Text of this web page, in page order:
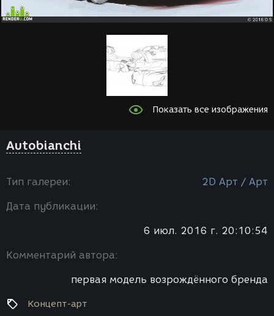
Показать все изображения
Autobianchi
Тип галереи: 2D Арт / Арт
Дата публикации:
6 июл. 2016 г. 20:10:54
Комментарий автора:
первая модель возрождённого бренда
Концепт-арт